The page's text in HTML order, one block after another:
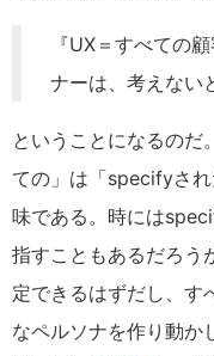
『UX＝すべての
ナーは、考えない
ということになるのだ
ての」は「specifyさ
味である。時には
指すこともあるだろう
定できるはずだし、す
なペルソナを作り動か